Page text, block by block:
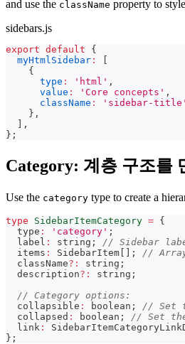
and use the className property to
sidebars.js
export default
{
myHtmlSidebar :
{
type : 'html' ,
value : 'Core concepts' ,
className : 'sidebar-title'
} ,
,
} ;
Category: 계층 구조를
Use the category type to create a
type SidebarItemCategory = {
  type
: 'category' ;
  label
: string ;
// Sidebar
  items
: SidebarItem ;
//
  className
? : string ;
  description
? : string ;
// Category options:
  collapsible
: boolean ;
// Set
  collapsed
: boolean ;
// Set
  link
:
} ;